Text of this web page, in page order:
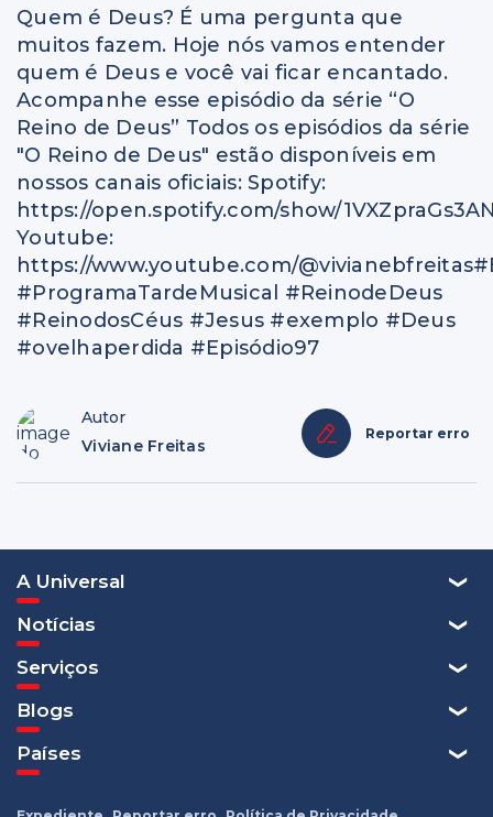
Quem é Deus? É uma pergunta que
muitos fazem. Hoje nós vamos entender
quem é Deus e você vai ficar encantado.
Acompanhe esse episódio da série “O
Reino de Deus” Todos os episódios da série
"O Reino de Deus" estão disponíveis em
nossos canais oficiais: Spotify:
https://open.spotify.com/show/
Youtube:
https://www.youtube.com/
#ProgramaTardeMusical #ReinodeDeus
#ReinodosCéus #Jesus #exemplo #Deus
#ovelhaperdida #Episódio97
Autor
Viviane Freitas
Reportar erro
A Universal
Notícias
Serviços
Blogs
Países